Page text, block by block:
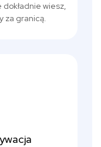
wiesz,
za granicą.